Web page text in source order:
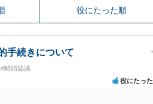
役にたった順
手続きについて
#離婚協議
役にたった